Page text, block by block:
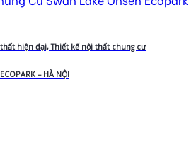
hiện đại, Thiết kế nội thất chung cư
– HÀ NỘI